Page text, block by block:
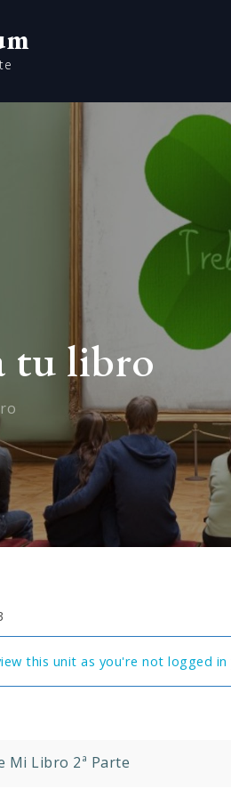
tu libro
this unit as you're not logged in
Mi Libro 2ª Parte